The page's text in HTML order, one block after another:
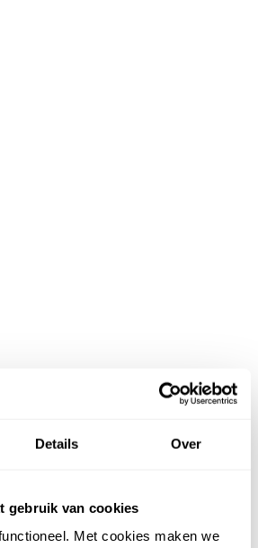
Details Over
gebruik van cookies
Met cookies maken we